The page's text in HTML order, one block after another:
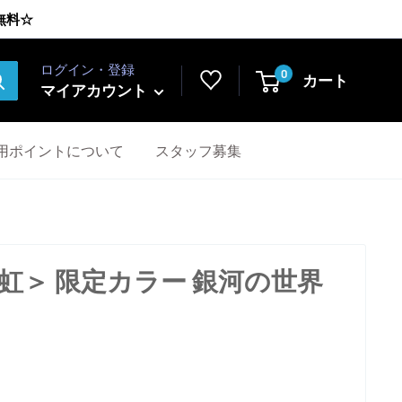
料☆
ログイン・登録
マイアカウント
0 カート
ポイントについて スタッフ募集
＞ 限定カラー 銀河の世界